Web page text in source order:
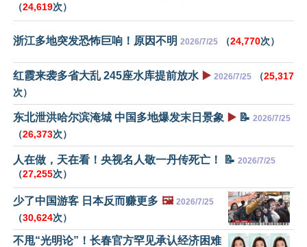
（24,619次）
浙江多地突发恐怖巨响！原因不明 2026/7/25 （24,770次）
红霞来袭多省大乱 245座水库提前放水 ▶️ 2026/7/25 （25,317
次）
东北泄洪哈尔滨淹城 中国多地爆发末日景象 ▶️ 📝 2026/7/25
（26,373次）
人在做，天在看！央视名人敬一丹传死亡！ 📝 2026/7/25
（27,255次）
少了中国游客 日本反而赚更多 🖼️ 2026/7/25
（30,624次）
不甩“光明论”！长春官方罕见承认经济困难